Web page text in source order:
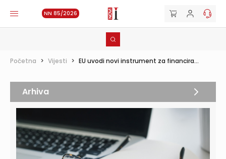
NN 85/2026
Početna > Vijesti > EU uvodi novi instrument za financira...
Arhiva